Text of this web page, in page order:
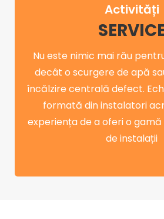
Activități
Nu este nimic mai rău
decât o scurgere de apă
încălzire centrală defect.
formată din instalatori
experiența de a oferi o
de instalații